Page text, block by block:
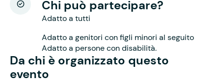
Chi può partecipare?
Adatto a tutti
Adatto a genitori con figli minori al seguito
Adatto a persone con disabilità.
Da chi è organizzato questo
evento